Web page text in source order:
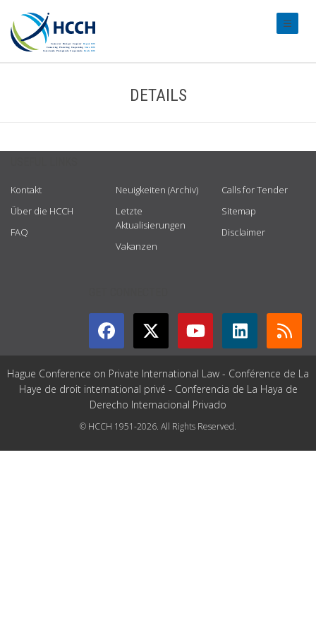
DETAILS
Kontakt
Über die HCCH
FAQ
Neuigkeiten (Archiv)
Letzte
Aktualisierungen
Vakanzen
Calls for Tender
Sitemap
Disclaimer
Hague Conference on Private International Law - Conférence de La
Haye de droit international privé - Conferencia de La Haya de
Derecho Internacional Privado
© HCCH 1951-2026. All Rights Reserved.